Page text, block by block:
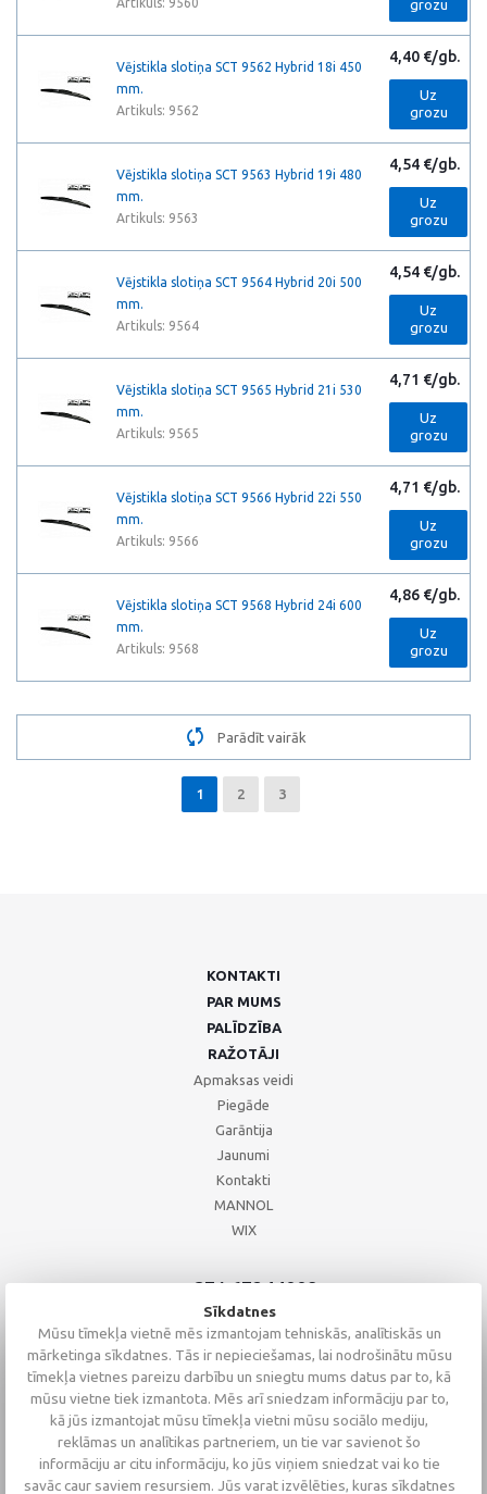
grozu
Vējstikla slotiņa SCT 9562 Hybrid 18i 450
mm.
Artikuls: 9562
4,40 €/gb.
Uz
grozu
Vējstikla slotiņa SCT 9563 Hybrid 19i 480
mm.
Artikuls: 9563
4,54 €/gb.
Uz
grozu
Vējstikla slotiņa SCT 9564 Hybrid 20i 500
mm.
Artikuls: 9564
4,54 €/gb.
Uz
grozu
Vējstikla slotiņa SCT 9565 Hybrid 21i 530
mm.
Artikuls: 9565
4,71 €/gb.
Uz
grozu
Vējstikla slotiņa SCT 9566 Hybrid 22i 550
mm.
Artikuls: 9566
4,71 €/gb.
Uz
grozu
Vējstikla slotiņa SCT 9568 Hybrid 24i 600
mm.
Artikuls: 9568
4,86 €/gb.
Uz
grozu
Parādīt vairāk
1 2 3
KONTAKTI
PAR MUMS
PALĪDZĪBA
RAŽOTĀJI
Apmaksas veidi
Piegāde
Garāntija
Jaunumi
Kontakti
MANNOL
WIX
+371 67244008
+371 67271055
+371 26002793
Sīkdatnes
Mūsu tīmekļa vietnē mēs izmantojam tehniskās, analītiskās un
mārketinga sīkdatnes. Tās ir nepieciešamas, lai nodrošinātu mūsu
tīmekļa vietnes pareizu darbību un sniegtu mums datus par to, kā
mūsu vietne tiek izmantota. Mēs arī sniedzam informāciju par to,
kā jūs izmantojat mūsu tīmekļa vietni mūsu sociālo mediju,
reklāmas un analītikas partneriem, un tie var savienot šo
informāciju ar citu informāciju, ko jūs viņiem sniedzat vai ko tie
savāc caur saviem resursiem. Jūs varat izvēlēties, kuras sīkdatnes